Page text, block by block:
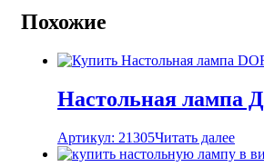
Похожие
Настольная лампа
Артикул: 21305Читать далее